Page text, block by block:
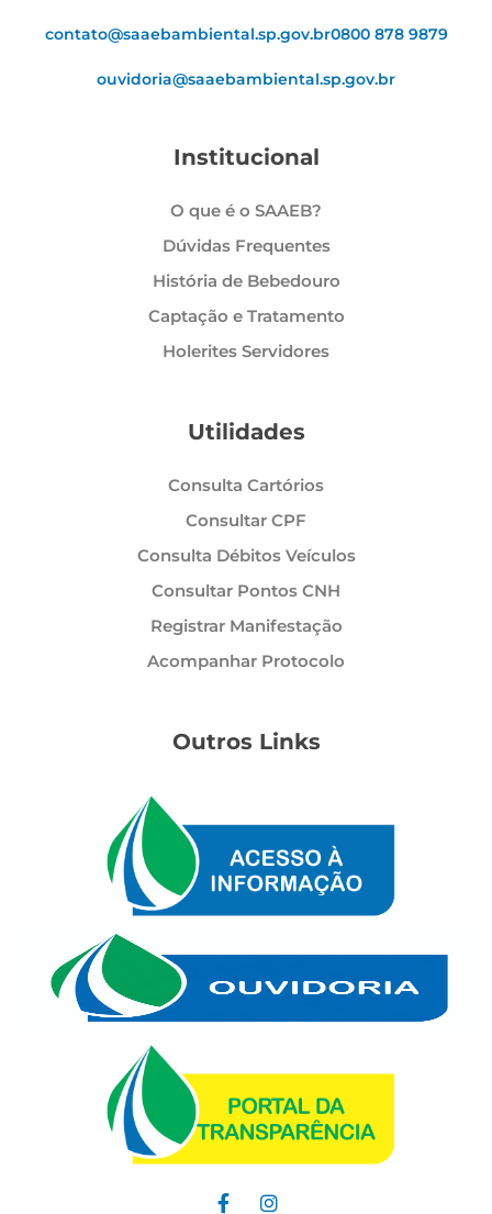
contato@saaebambiental.sp.gov.br0800 878 9879
ouvidoria@saaebambiental.sp.gov.br
Institucional
O que é o SAAEB?
Dúvidas Frequentes
História de Bebedouro
Captação e Tratamento
Holerites Servidores
Utilidades
Consulta Cartórios
Consultar CPF
Consulta Débitos Veículos
Consultar Pontos CNH
Registrar Manifestação
Acompanhar Protocolo
Outros Links